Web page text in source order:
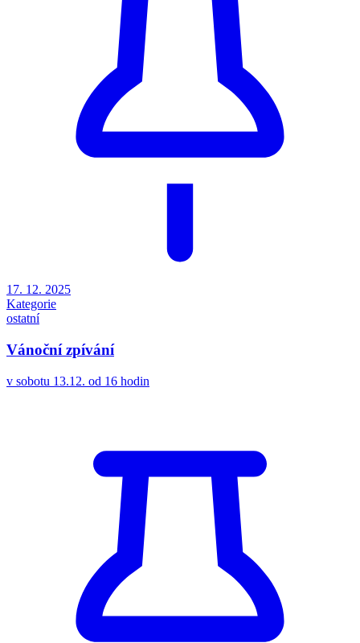
17. 12. 2025
Kategorie
ostatní
Vánoční zpívání
v sobotu 13.12. od 16 hodin